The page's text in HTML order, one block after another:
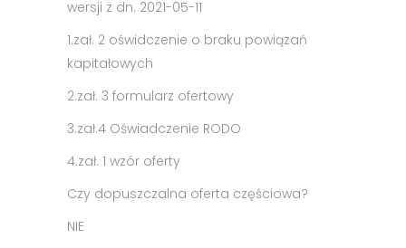
wersji z dn. 2021-05-11
1.zał. 2 oświdczenie o braku powiązań
kapitałowych
2.zał. 3 formularz ofertowy
3.zał.4 Oświadczenie RODO
4.zał. 1 wzór oferty
Czy dopuszczalna oferta częściowa?
NIE